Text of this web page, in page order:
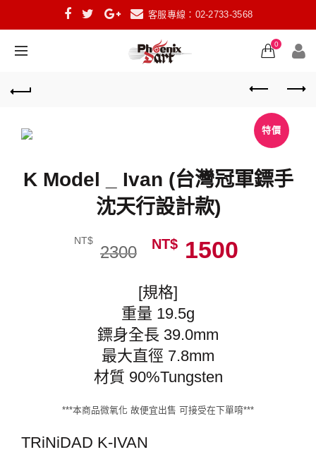
客服專線：02-2733-3568
0
特價
K Model _ Ivan (台灣冠軍鏢手
沈天行設計款)
NT$
2300 NT$ 1500
[規格]
重量 19.5g
鏢身全長 39.0mm
最大直徑 7.8mm
材質 90%Tungsten
***本商品微氧化 故便宜出售 可接受在下單唷***
TRiNiDAD K-IVAN